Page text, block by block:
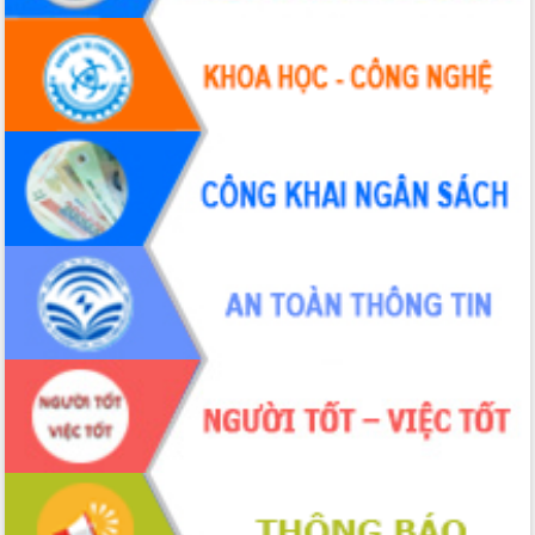
UBND tỉnh họp báo định kỳ tháng 4
năm 2026
Hội thảo khoa học “Giải pháp thúc đẩy
phát triển nền kinh tế xanh tại tỉnh
Đắk Lắk”
Tăng cường giám sát, đôn đốc thực
hiện nhiệm vụ quản lý tài sản công
hàng tuần
Tháo gỡ những vướng mắc, đẩy mạnh
công tác cải cách thủ tục hành chính
tại Trung tâm Phục vụ hành chính
công tỉnh
Đắk Lắk: Tôn vinh 46 giải pháp tại Hội
thi Sáng tạo Kỹ thuật 2024 - 2025
Đắk Lắk rà soát, điều chỉnh Đề án 190
về phát triển nuôi trồng thủy sản
Phó Chủ tịch UBND tỉnh Đắk Lắk
Trương Công Thái kiểm tra thực địa
Dự án cao tốc Khánh Hòa - Buôn Ma
Thuột